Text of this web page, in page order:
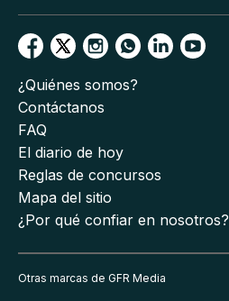
¿Quiénes somos?
Contáctanos
FAQ
El diario de hoy
Reglas de concursos
Mapa del sitio
¿Por qué confiar en nosotros?
Otras marcas de GFR Media